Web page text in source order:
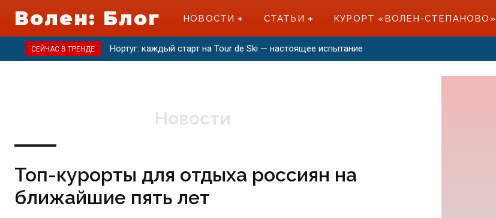
Волен: Блог НОВОСТИ СТАТЬИ КУРОРТ «ВОЛЕН-СТЕПАНОВО»
СЕЙЧАС В ТРЕНДЕ Нортуг: каждый старт на Tour de Ski — настоящее испытание
Новости
Топ-курорты для отдыха россиян на
ближайшие пять лет